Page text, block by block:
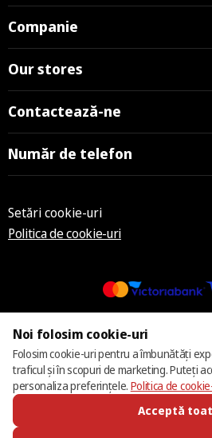
Companie
Our stores
Contactează-ne
Număr de telefon
Setări cookie-uri
Politica de cookie-uri
© 2013 – 2026
Noi folosim cookie-uri
Folosim cookie-uri pentru a îmbunătăți
traficul și în scopuri de marketing. Puteți
personaliza preferințele. Politica de
Acceptă